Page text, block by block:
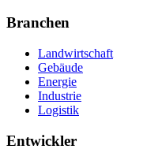
Branchen
Landwirtschaft
Gebäude
Energie
Industrie
Logistik
Entwickler